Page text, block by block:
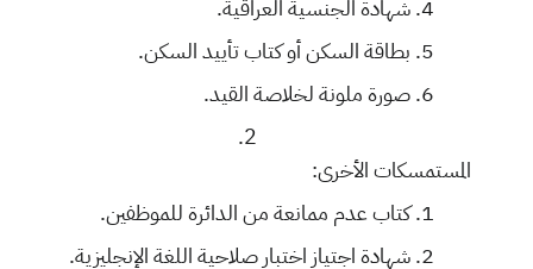
شهادة الجنسية العراقية.
بطاقة السكن أو كتاب تأييد السكن.
صورة ملونة لخلاصة القيد.
المستمسكات الأخرى:
كتاب عدم ممانعة من الدائرة للموظفين.
شهادة اجتياز اختبار صلاحية اللغة الإنجليزية.